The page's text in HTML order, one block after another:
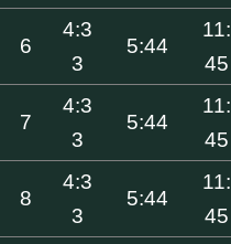
6
4:3
3
5:44
11:
45
7
4:3
3
5:44
11:
45
8
4:3
3
5:44
11:
45